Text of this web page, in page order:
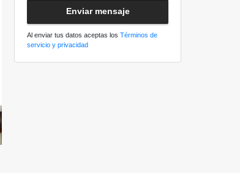
Enviar mensaje
Al enviar tus datos aceptas los Términos de
servicio y privacidad